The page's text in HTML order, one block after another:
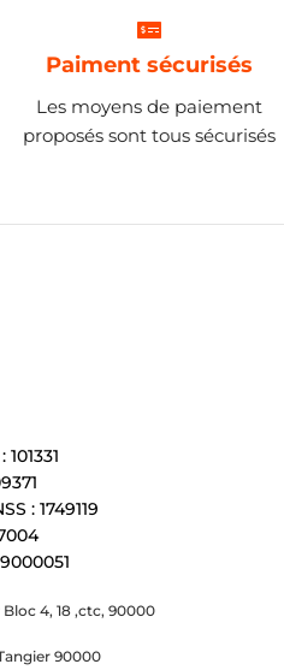
Paiment sécurisés
Les moyens de paiement
proposés sont tous sécurisés
: 1749119
4, 18 ,ctc, 90000
90000